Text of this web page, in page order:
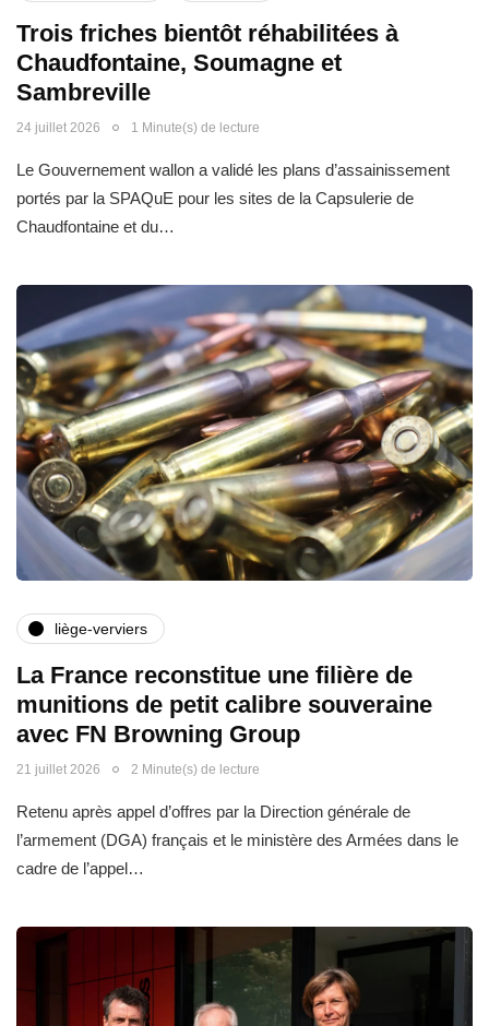
Trois friches bientôt réhabilitées à
Chaudfontaine, Soumagne et
Sambreville
24 juillet 2026 1 Minute(s) de lecture
Le Gouvernement wallon a validé les plans d’assainissement
portés par la SPAQuE pour les sites de la Capsulerie de
Chaudfontaine et du…
liège-verviers
La France reconstitue une filière de
munitions de petit calibre souveraine
avec FN Browning Group
21 juillet 2026 2 Minute(s) de lecture
Retenu après appel d’offres par la Direction générale de
l’armement (DGA) français et le ministère des Armées dans le
cadre de l’appel…